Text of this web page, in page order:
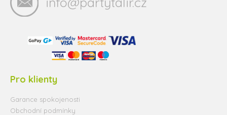
Pro klienty
Garance spokojenosti
Obchodní podmínky